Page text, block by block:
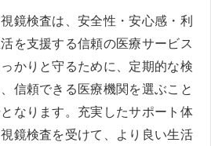
鏡検査は、安全性・安心感・利
を支援する信頼の医療サービス
かりと守るために、定期的な検
信頼できる医療機関を選ぶこと
なります。充実したサポート体
鏡検査を受けて、より良い生活